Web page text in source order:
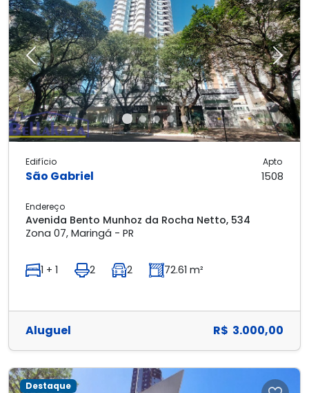
Previous Next
Edifício
São Gabriel
Apto
1508
Endereço
Avenida Bento Munhoz da Rocha Netto, 534
Zona 07, Maringá - PR
1 + 1 2 2 72.61 m²
Aluguel R$ 3.000,00
Destaque